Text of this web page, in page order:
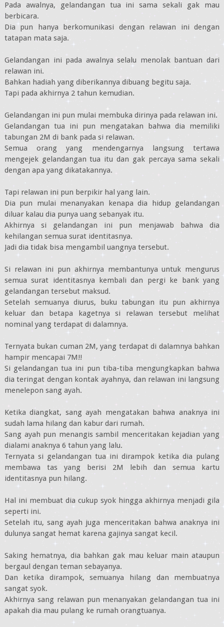
Pada awalnya, gelandangan tua ini sama sekali gak mau
berbicara.
Dia pun hanya berkomunikasi dengan relawan ini dengan
tatapan mata saja.
Gelandangan ini pada awalnya selalu menolak bantuan dari
relawan ini.
Bahkan hadiah yang diberikannya dibuang begitu saja.
Tapi pada akhirnya 2 tahun kemudian.
Gelandangan ini pun mulai membuka dirinya pada relawan ini.
Gelandangan tua ini pun mengatakan bahwa dia memiliki
tabungan 2M di bank pada si relawan.
Semua orang yang mendengarnya langsung tertawa
mengejek gelandangan tua itu dan gak percaya sama sekali
dengan apa yang dikatakannya.
Tapi relawan ini pun berpikir hal yang lain.
Dia pun mulai menanyakan kenapa dia hidup gelandangan
diluar kalau dia punya uang sebanyak itu.
Akhirnya si gelandangan ini pun menjawab bahwa dia
kehilangan semua surat identitasnya.
Jadi dia tidak bisa mengambil uangnya tersebut.
Si relawan ini pun akhirnya membantunya untuk mengurus
semua surat identitasnya kembali dan pergi ke bank yang
gelandangan tersebut maksud.
Setelah semuanya diurus, buku tabungan itu pun akhirnya
keluar dan betapa kagetnya si relawan tersebut melihat
nominal yang terdapat di dalamnya.
Ternyata bukan cuman 2M, yang terdapat di dalamnya bahkan
hampir mencapai 7M!!
Si gelandangan tua ini pun tiba-tiba mengungkapkan bahwa
dia teringat dengan kontak ayahnya, dan relawan ini langsung
menelepon sang ayah.
Ketika diangkat, sang ayah mengatakan bahwa anaknya ini
sudah lama hilang dan kabur dari rumah.
Sang ayah pun menangis sambil menceritakan kejadian yang
dialami anaknya 6 tahun yang lalu.
Ternyata si gelandangan tua ini dirampok ketika dia pulang
membawa tas yang berisi 2M lebih dan semua kartu
identitasnya pun hilang.
Hal ini membuat dia cukup syok hingga akhirnya menjadi gila
seperti ini.
Setelah itu, sang ayah juga menceritakan bahwa anaknya ini
dulunya sangat hemat karena gajinya sangat kecil.
Saking hematnya, dia bahkan gak mau keluar main ataupun
bergaul dengan teman sebayanya.
Dan ketika dirampok, semuanya hilang dan membuatnya
sangat syok.
Akhirnya sang relawan pun menanyakan gelandangan tua ini
apakah dia mau pulang ke rumah orangtuanya.